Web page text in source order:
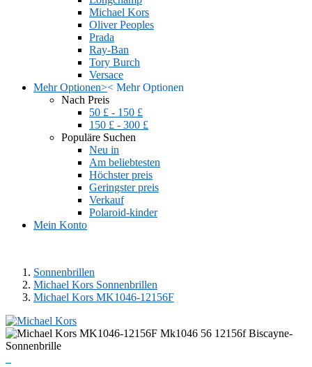
Michael Kors
Oliver Peoples
Prada
Ray-Ban
Tory Burch
Versace
Mehr Optionen>< Mehr Optionen
Nach Preis
50 £ - 150 £
150 £ - 300 £
Populäre Suchen
Neu in
Am beliebtesten
Höchster preis
Geringster preis
Verkauf
Polaroid-kinder
Mein Konto
Sonnenbrillen
Michael Kors Sonnenbrillen
Michael Kors MK1046-12156F